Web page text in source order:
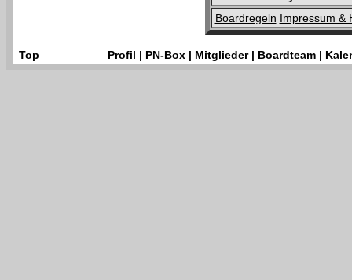
Boardregeln Impressum &
Top Profil | PN-Box | Mitglieder| Boardteam |